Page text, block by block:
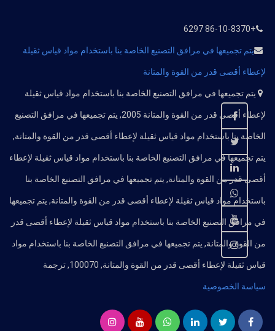
+86-10-8370 6297
يتم تجميعها في مرافق التصنيع الخاصة بنا باستخدام مواد قياس ثقيلة
لإعطاء أقصى قدر من القوة والمتانة
يتم تجميعها في مرافق التصنيع الخاصة بنا باستخدام مواد قياس ثقيلة
لإعطاء أقصى قدر من القوة والمتانة 2005, يتم تجميعها في مرافق التصنيع
الخاصة بنا باستخدام مواد قياس ثقيلة لإعطاء أقصى قدر من القوة والمتانة,
يتم تجميعها في مرافق التصنيع الخاصة بنا باستخدام مواد قياس ثقيلة لإعطاء
أقصى قدر من القوة والمتانة, يتم تجميعها في مرافق التصنيع الخاصة بنا
باستخدام مواد قياس ثقيلة لإعطاء أقصى قدر من القوة والمتانة, يتم تجميعها
في مرافق التصنيع الخاصة بنا باستخدام مواد قياس ثقيلة لإعطاء أقصى قدر
من القوة والمتانة, يتم تجميعها في مرافق التصنيع الخاصة بنا باستخدام مواد
قياس ثقيلة لإعطاء أقصى قدر من القوة والمتانة, 100070, ترجمة
سياسة الخصوصية